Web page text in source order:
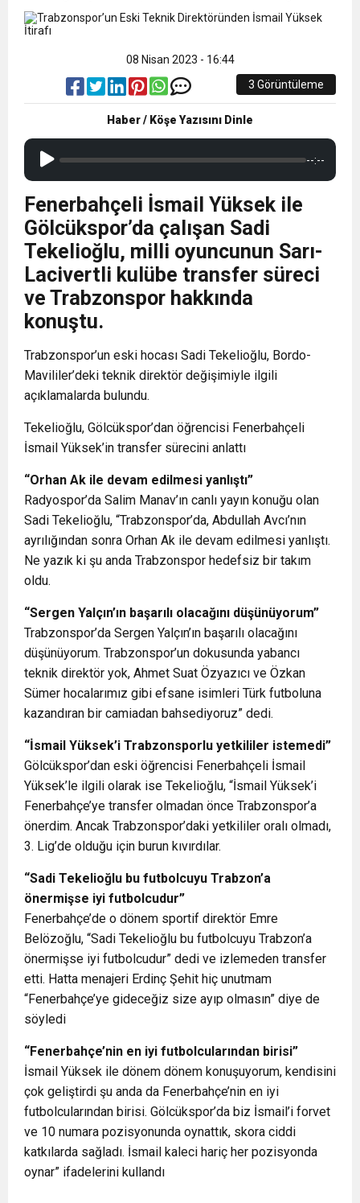
08 Nisan 2023 - 16:44
3 Görüntüleme
Haber / Köşe Yazısını Dinle
--:--
Fenerbahçeli İsmail Yüksek ile
Gölcükspor’da çalışan Sadi
Tekelioğlu, milli oyuncunun Sarı-
Lacivertli kulübe transfer süreci
ve Trabzonspor hakkında
konuştu.
Trabzonspor’un eski hocası Sadi Tekelioğlu, Bordo-
Mavililer’deki teknik direktör değişimiyle ilgili
açıklamalarda bulundu.
Tekelioğlu, Gölcükspor’dan öğrencisi Fenerbahçeli
İsmail Yüksek’in transfer sürecini anlattı
“Orhan Ak ile devam edilmesi yanlıştı”
Radyospor’da Salim Manav’ın canlı yayın konuğu olan
Sadi Tekelioğlu, “Trabzonspor’da, Abdullah Avcı’nın
ayrılığından sonra Orhan Ak ile devam edilmesi yanlıştı.
Ne yazık ki şu anda Trabzonspor hedefsiz bir takım
oldu.
“Sergen Yalçın’ın başarılı olacağını düşünüyorum”
Trabzonspor’da Sergen Yalçın’ın başarılı olacağını
düşünüyorum. Trabzonspor’un dokusunda yabancı
teknik direktör yok, Ahmet Suat Özyazıcı ve Özkan
Sümer hocalarımız gibi efsane isimleri Türk futboluna
kazandıran bir camiadan bahsediyoruz” dedi.
“İsmail Yüksek’i Trabzonsporlu yetkililer istemedi”
Gölcükspor’dan eski öğrencisi Fenerbahçeli İsmail
Yüksek’le ilgili olarak ise Tekelioğlu, “İsmail Yüksek’i
Fenerbahçe’ye transfer olmadan önce Trabzonspor’a
önerdim. Ancak Trabzonspor’daki yetkililer oralı olmadı,
3. Lig’de olduğu için burun kıvırdılar.
“Sadi Tekelioğlu bu futbolcuyu Trabzon’a
önermişse iyi futbolcudur”
Fenerbahçe’de o dönem sportif direktör Emre
Belözoğlu, “Sadi Tekelioğlu bu futbolcuyu Trabzon’a
önermişse iyi futbolcudur” dedi ve izlemeden transfer
etti. Hatta menajeri Erdinç Şehit hiç unutmam
“Fenerbahçe’ye gideceğiz size ayıp olmasın” diye de
söyledi
“Fenerbahçe’nin en iyi futbolcularından birisi”
İsmail Yüksek ile dönem dönem konuşuyorum, kendisini
çok geliştirdi şu anda da Fenerbahçe’nin en iyi
futbolcularından birisi. Gölcükspor’da biz İsmail’i forvet
ve 10 numara pozisyonunda oynattık, skora ciddi
katkılarda sağladı. İsmail kaleci hariç her pozisyonda
oynar” ifadelerini kullandı